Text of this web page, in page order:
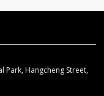
Park, Hangcheng Street,